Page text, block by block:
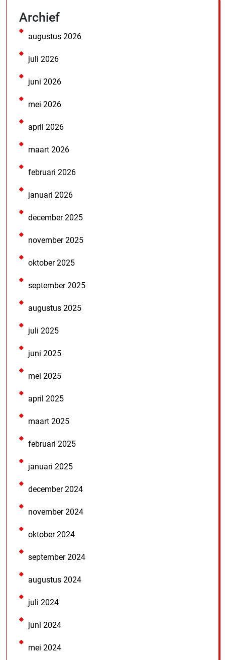
Archief
augustus 2026
juli 2026
juni 2026
mei 2026
april 2026
maart 2026
februari 2026
januari 2026
december 2025
november 2025
oktober 2025
september 2025
augustus 2025
juli 2025
juni 2025
mei 2025
april 2025
maart 2025
februari 2025
januari 2025
december 2024
november 2024
oktober 2024
september 2024
augustus 2024
juli 2024
juni 2024
mei 2024